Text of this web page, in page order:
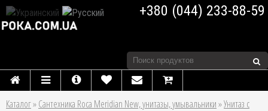
+380 (044) 233-88-59
Каталог»Сантехника Roca Meridian New, унитазы, умывальники»Унитаз с